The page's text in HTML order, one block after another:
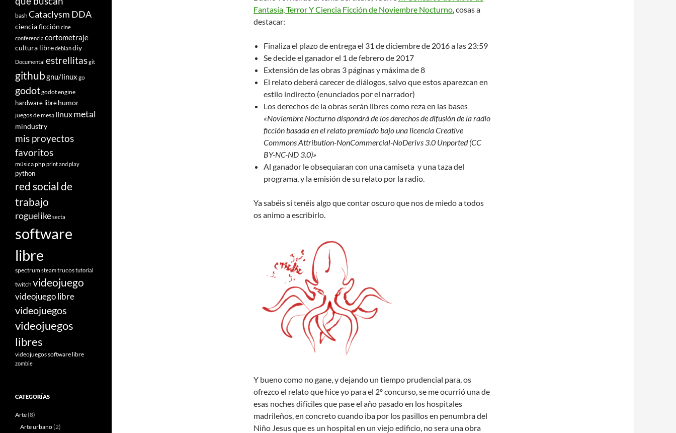
Fantasía, Terror Y Ciencia Ficción de Noviembre Nocturno, cosas a
destacar:
Finaliza el plazo de entrega el 31 de diciembre de 2016 a las 23:59
Se decide el ganador el 1 de febrero de 2017
Extensión de las obras 3 páginas y máxima de 8
El relato deberá carecer de diálogos, salvo que estos aparezcan en
estilo indirecto (enunciados por el narrador)
Los derechos de la obras serán libres como reza en las bases
«Noviembre Nocturno dispondrá de los derechos de difusión de la radio
ficción basada en el relato premiado bajo una licencia Creative
Commons Attribution-NonCommercial-NoDerivs 3.0 Unported (CC
BY-NC-ND 3.0)»
Al ganador le obsequiaran con una camiseta y una taza del
programa, y la emisión de su relato por la radio.
Ya sabéis si tenéis algo que contar oscuro que nos de miedo a todos
os animo a escribirlo.
Y bueno como no gane, y dejando un tiempo prudencial para, os
ofrezco el relato que hice yo para el 2º concurso, se me ocurrió una de
esas noches difíciles que pase el año pasado en los hospitales
madrileños, en concreto cuando iba por los pasillos en penumbra del
Niño Jesus que es un hospital en un viejo edificio, no sera una obra
bash Cataclysm DDA
ciencia ficción cine
conferencia cortometraje
cultura libredebiandiy
Documental estrellitasgit
githubgnu/linux go
godotgodot engine
hardware librehumor
juegos de mesa linuxmetal
mindustry
mis proyectos
favoritos
músicaphpprint and play
python
red social de
trabajo
roguelikesecta
software
libre
spectrumsteamtrucostutorial
twitch videojuego
videojuego libre
videojuegos
videojuegos
libres
videojuegos software libre
zombie
CATEGORÍAS
Arte(8)
Arte urbano(2)